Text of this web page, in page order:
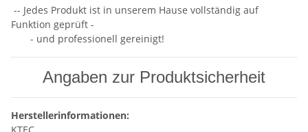
-- Jedes Produkt ist in unserem Hause vollständig auf
Funktion geprüft -
- und professionell gereinigt!
Angaben zur Produktsicherheit
Herstellerinformationen: